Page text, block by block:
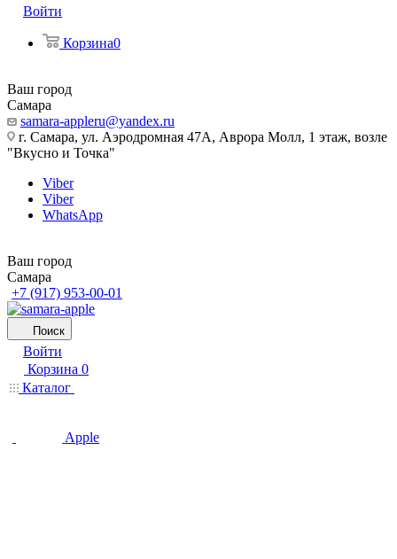
Войти
Корзина0
Ваш город
Самара
samara-appleru@yandex.ru
г. Самара, ул. Аэродромная 47А, Аврора Молл, 1 этаж, возле
"Вкусно и Точка"
Viber
Viber
WhatsApp
Ваш город
Самара
+7 (917) 953-00-01
Поиск
Войти
Корзина 0
Каталог
Apple